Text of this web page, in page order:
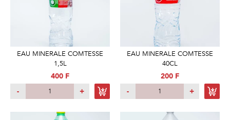
EAU MINERALE COMTESSE
1,5L
400 F
-
+
EAU MINERALE COMTESSE
40CL
200 F
-
+